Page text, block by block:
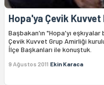
Hopa'ya Çevik
Başbakan'ın "Hopa'yı
Çevik Kuvvet Grup Amirliği
İlçe Başkanları ile konuştuk.
9 Ağustos 2011 Ekin Karaca